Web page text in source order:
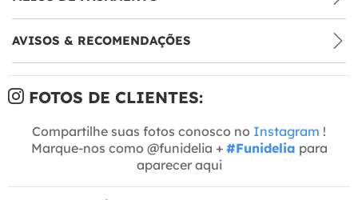
AVISOS & RECOMENDAÇÕES
FOTOS DE CLIENTES:
Compartilhe suas fotos conosco no Instagram !
Marque-nos como @funidelia + #Funidelia para
aparecer aqui